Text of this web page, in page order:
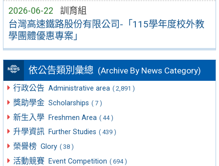
2026-06-22 訓育組
台灣高速鐵路股份有限公司-「115學年度校外教
學團體優惠專案」
依公告類別彙總 (Archive By News Category)
行政公告 Administrative area ( 2,891 )
獎助學金 Scholarships ( 7 )
新生入學 Freshmen Area ( 44 )
升學資訊 Further Studies ( 439 )
榮譽榜 Glory ( 38 )
活動競賽 Event Competition ( 694 )